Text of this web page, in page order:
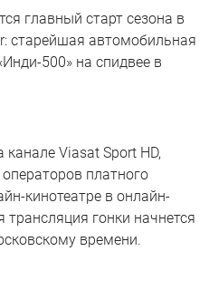
главный старт сезона в
старейшая автомобильная
500» на спидвее в
Viasat Sport HD,
платного
кинотеатре в онлайн-
гонки начнется
времени.